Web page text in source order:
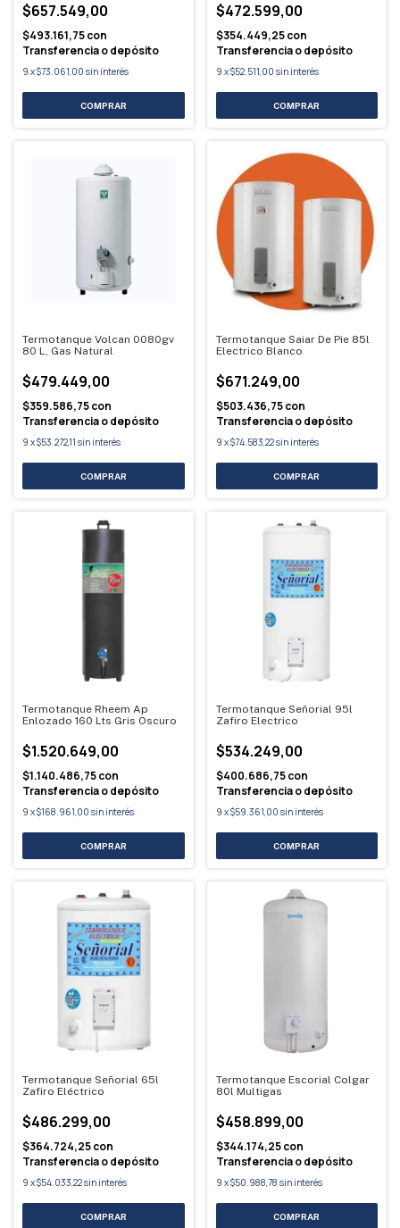
$657.549,00
$493.161,75con
Transferencia o depósito
9 x$73.061,00 sin interés
$472.599,00
$354.449,25con
Transferencia o depósito
9 x$52.511,00 sin interés
Termotanque Volcan 0080gv
80 L, Gas Natural
$479.449,00
$359.586,75con
Transferencia o depósito
9 x$53.272,11 sin interés
Termotanque Saiar De Pie 85l
Electrico Blanco
$671.249,00
$503.436,75con
Transferencia o depósito
9 x$74.583,22sin interés
Termotanque Rheem Ap
Enlozado 160 Lts Gris Oscuro
$1.520.649,00
$1.140.486,75con
Transferencia o depósito
9 x$168.961,00 sin interés
Termotanque Señorial 95l
Zafiro Electrico
$534.249,00
$400.686,75con
Transferencia o depósito
9 x$59.361,00 sin interés
Termotanque Señorial 65l
Zafiro Eléctrico
$486.299,00
$364.724,25con
Transferencia o depósito
9 x$54.033,22sin interés
Termotanque Escorial Colgar
80l Multigas
$458.899,00
$344.174,25con
Transferencia o depósito
9 x$50.988,78 sin interés